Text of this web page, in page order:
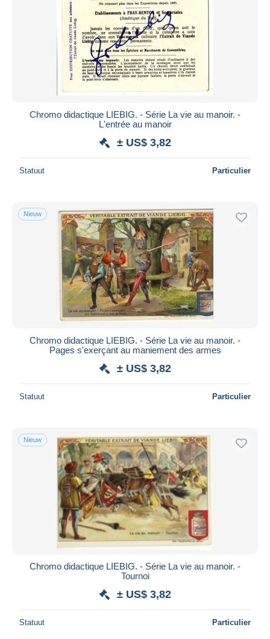
Chromo didactique LIEBIG. - Série La vie au manoir. -
L'entrée au manoir
± US$ 3,82
Statuut Particulier
Nieuw
Chromo didactique LIEBIG. - Série La vie au manoir. -
Pages s'exerçant au maniement des armes
± US$ 3,82
Statuut Particulier
Nieuw
Chromo didactique LIEBIG. - Série La vie au manoir. -
Tournoi
± US$ 3,82
Statuut Particulier